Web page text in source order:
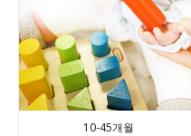
10-45개월